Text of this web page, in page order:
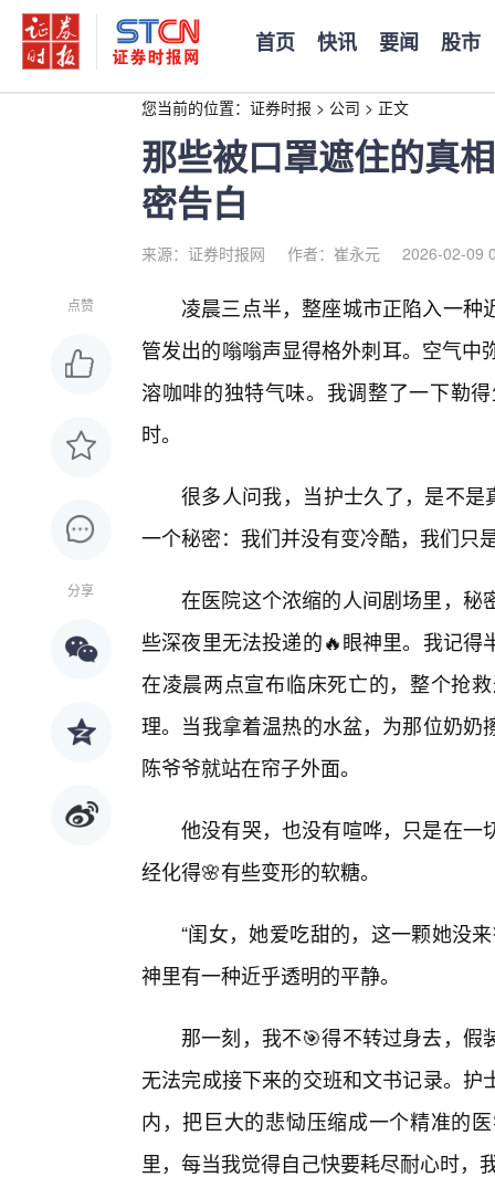
首页 快讯 要闻 股市
您当前的位置： 证券时报 > 公司 > 正文
那些被口罩遮住的真
密告白
来源：证券时报网 作者：崔永元 2026-02-09
点赞
分享
凌晨三点半，整座城市正陷入一
管发出的嗡嗡声显得格外刺耳。空气
溶咖啡的独特气味。我调整了一下勒
时。
很多人问我，当护士久了，是不是
一个秘密：我们并没有变冷酷，我们只
在医院这个浓缩的人间剧场里，秘
些深夜里无法投递的🔥眼神里。我记
在凌晨两点宣布临床死亡的，整个抢
理。当我拿着温热的水盆，为那位奶
陈爷爷就站在帘子外面。
他没有哭，也没有喧哗，只是在一
经化得🌸有些变形的软糖。
“闺女，她爱吃甜的，这一颗她没
神里有一种近乎透明的平静。
那一刻，我不🎯得不转过身去，
无法完成接下来的交班和文书记录。
内，把巨大的悲恸压缩成一个精准的
里，每当我觉得自己快要耗尽耐心时，